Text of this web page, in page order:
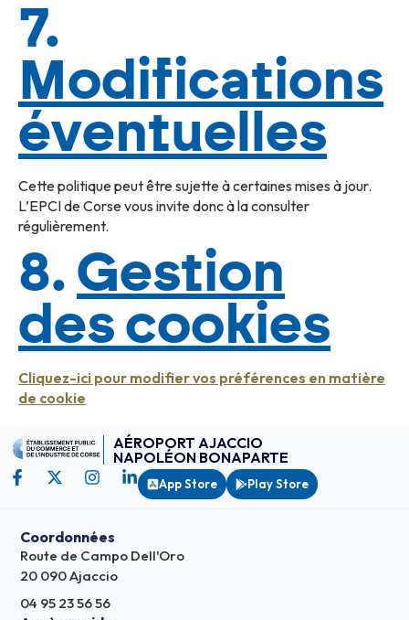
7.
Modifications
éventuelles
Cette politique peut être sujette à certaines mises à jour.
L’EPCI de Corse vous invite donc à la consulter
régulièrement.
8. Gestion
des cookies
Cliquez-ici pour modifier vos préférences en matière
de cookie
AÉROPORT AJACCIO
NAPOLÉON BONAPARTE
App Store Play Store
Coordonnées
Route de Campo Dell'Oro
20 090 Ajaccio
04 95 23 56 56